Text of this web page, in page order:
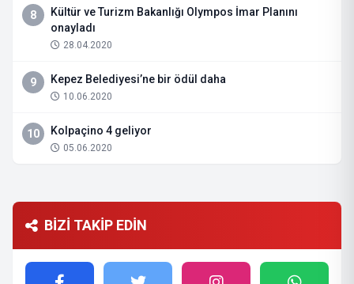
8
Kültür ve Turizm Bakanlığı Olympos İmar Planını
onayladı
28.04.2020
9 Kepez Belediyesi’ne bir ödül daha
10.06.2020
10 Kolpaçino 4 geliyor
05.06.2020
BİZİ TAKİP EDİN